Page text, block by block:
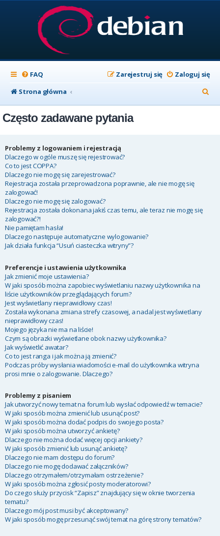
FAQ Zaloguj się
Zarejestruj się
Strona główna
z
Często zadawane pytania
Problemy z logowaniem i rejestracją
Dlaczego w ogóle muszę się rejestrować?
Co to jest COPPA?
Dlaczego nie mogę się zarejestrować?
Rejestracja została przeprowadzona poprawnie, ale nie mogę się
zalogować!
Dlaczego nie mogę się zalogować?
Rejestracja została dokonana jakiś czas temu, ale teraz nie mogę się
zalogować?!
Nie pamiętam hasła!
Dlaczego następuje automatyczne wylogowanie?
Jak działa funkcja “Usuń ciasteczka witryny”?
Preferencje i ustawienia użytkownika
Jak zmienić moje ustawienia?
W jaki sposób można zapobiec wyświetlaniu nazwy użytkownika na
liście użytkowników przeglądających forum?
Jest wyświetlany nieprawidłowy czas!
Została wykonana zmiana strefy czasowej, a nadal jest wyświetlany
nieprawidłowy czas!
Mojego języka nie ma na liście!
Czym są obrazki wyświetlane obok nazwy użytkownika?
Jak wyświetlić awatar?
Co to jest ranga i jak można ją zmienić?
Podczas próby wysłania wiadomości e-mail do użytkownika witryna
prosi mnie o zalogowanie. Dlaczego?
Problemy z pisaniem
Jak utworzyć nowy temat na forum lub wysłać odpowiedź w temacie?
W jaki sposób można zmienić lub usunąć post?
W jaki sposób można dodać podpis do swojego posta?
W jaki sposób można utworzyć ankietę?
Dlaczego nie można dodać więcej opcji ankiety?
W jaki sposób zmienić lub usunąć ankietę?
Dlaczego nie mam dostępu do forum?
Dlaczego nie mogę dodawać załączników?
Dlaczego otrzymałem/otrzymałam ostrzeżenie?
W jaki sposób można zgłosić posty moderatorowi?
Do czego służy przycisk “Zapisz” znajdujący się w oknie tworzenia
tematu?
Dlaczego mój post musi być akceptowany?
W jaki sposób mogę przesunąć swój temat na górę strony tematów?